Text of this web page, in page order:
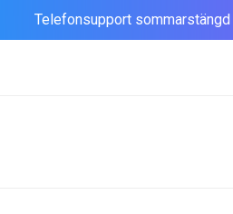
Telefonsupport